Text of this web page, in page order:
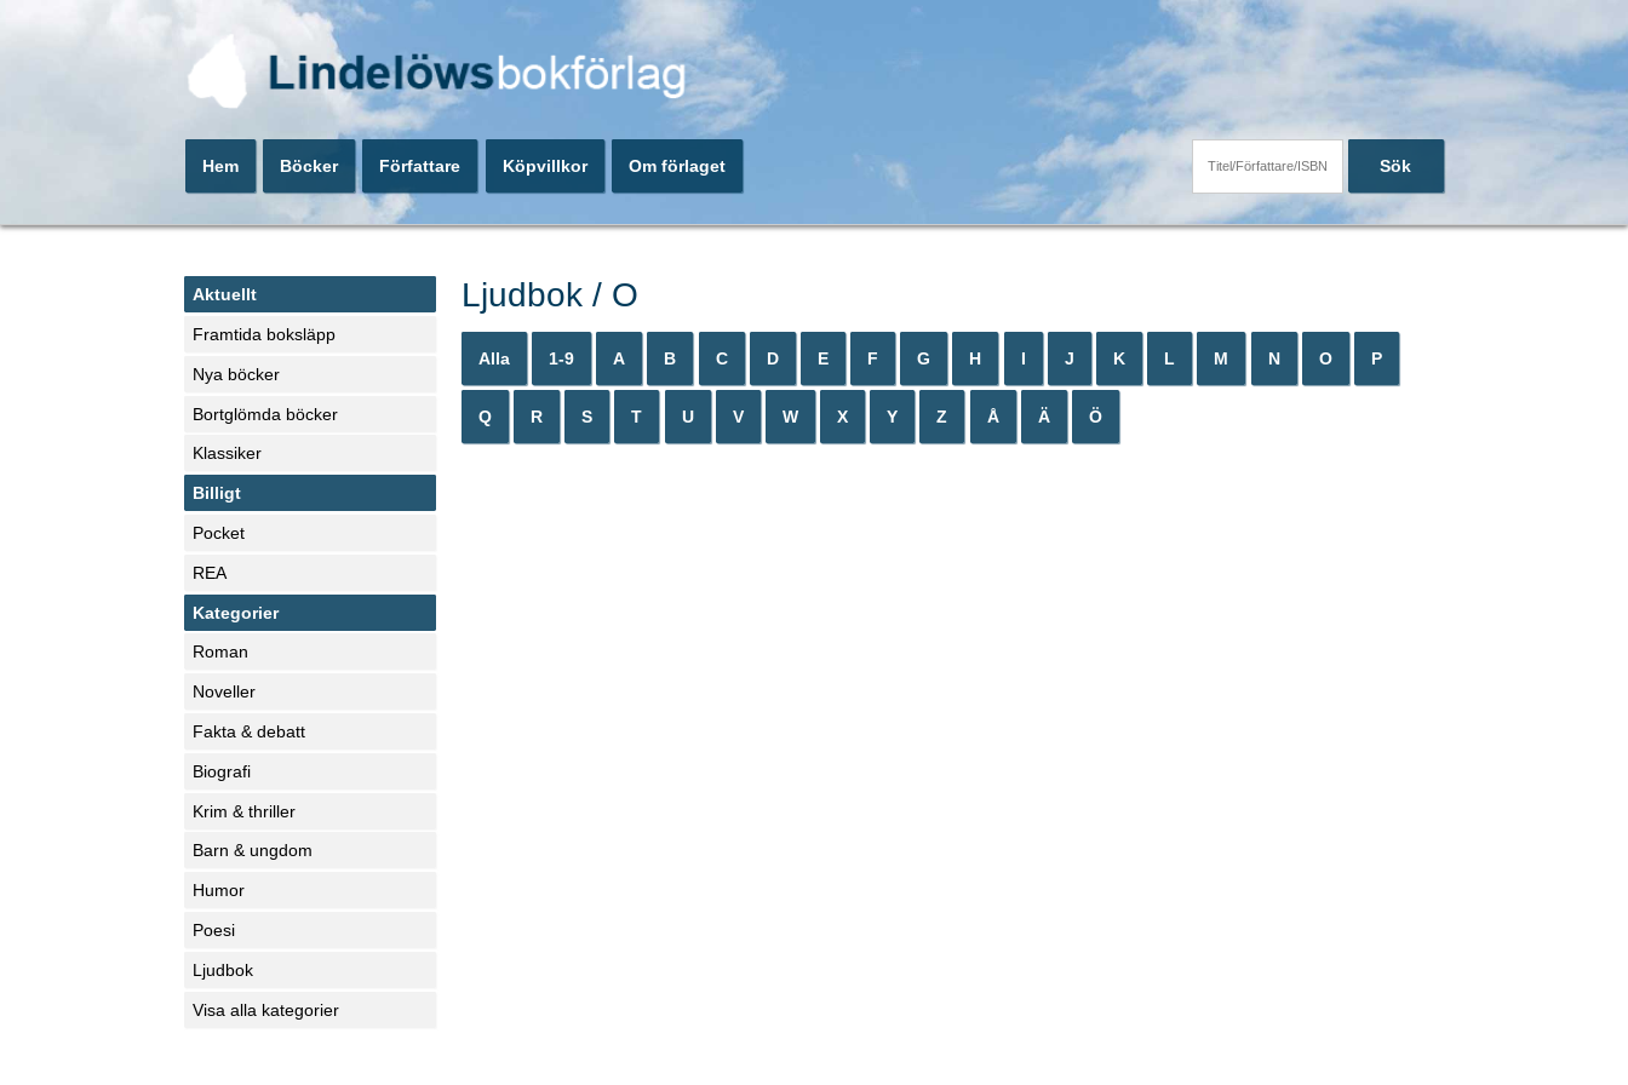
Hem Böcker Författare Köpvillkor Om förlaget Sök
Aktuellt
Framtida boksläpp
Nya böcker
Bortglömda böcker
Klassiker
Billigt
Pocket
REA
Kategorier
Roman
Noveller
Fakta & debatt
Biografi
Krim & thriller
Barn & ungdom
Humor
Poesi
Ljudbok
Visa alla kategorier
Ljudbok / O
Alla 1-9 A B C D E F G H I J K L M N O P
Q R S T U V W X Y Z Å Ä Ö